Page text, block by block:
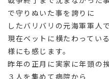
で守りぬいた事を誇りに
したバリバリの元海軍軍人
現在ベットに横たわってい
様にも感じます。
昨年の正月に実家に年頭の
３人を集めて病院から